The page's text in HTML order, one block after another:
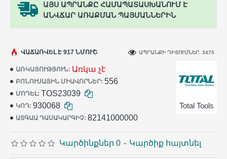
ԱՅՍ ԱՊՐԱՆՔԸ ՀԱՄԱՊԱՏԱՍԽԱՆՈՒՄ Է
ԱՆՎՃԱՐ ԱՌԱՔՄԱՆ ՊԱՅՄԱՆՆԵՐԻՆ
ԱՌԿԱՅՈՒԹՅՈՒՆ: Առկա չէ
ԲՈՆՈՒՍԱՅԻՆ ՄԻԱՎՈՐՆԵՐ: 556
ՄՈԴԵԼ: TOS23039
ԿՈԴ: 930068
ԱՏԳԱԱ ԴԱՍԱԿԱՐԳԻՉ: 82141000000
Total Tools
ՎԱՃԱՌՎԵԼ Է 917 ՆՄՈՒՇ ԱՊՐԱՆՔԻ ԴԻՏՈՒՄՆԵՐ. 3475
Կարծինքներ 0 - Կարծիք հայտնել